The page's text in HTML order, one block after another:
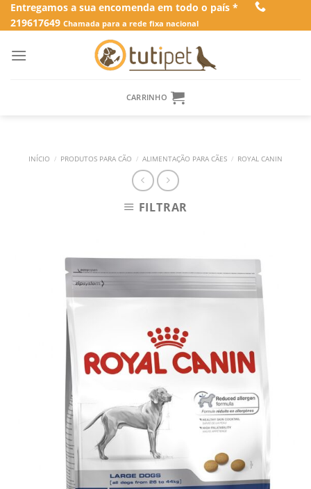
SkipEntregamos a sua encomenda em todo o país *
219617649 Chamada para a rede fixa nacional
CARRINHO
INÍCIO / PRODUTOS PARA CÃO / ALIMENTAÇÃO PARA CÃES / ROYAL CANIN
FILTRAR